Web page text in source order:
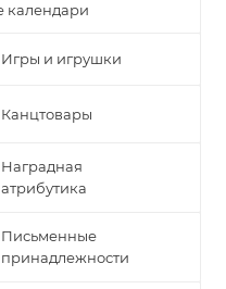
календари
Игры и игрушки
Канцтовары
Наградная
атрибутика
Письменные
принадлежности